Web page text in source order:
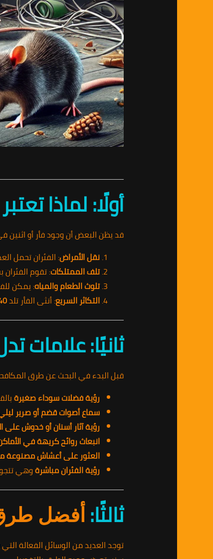
أولًا: لماذا
قد يظن البعض أن وجود فأر أو اثنين
نقل الأمراض: الفئران تحمل
تلف الممتلكات: تقوم الفئران
تلوث الطعام والمياه: يمكن
التكاثر السريع: أنثى الفأر تلد40 إلى 60
ثانيًا: علامات
قبل البدء في البحث عن طرق
رؤية فضلات سوداء صغيرة
سماع أصوات قضم أو صرير
رؤية آثار أسنان أو خدوش على
انبعاث روائح كريهة في
العثور على أعشاش مصنوعة
رؤية الفئران مباشرةوهي
ثالثًا:أفضل
توجد العديد من الوسائل الفعالة